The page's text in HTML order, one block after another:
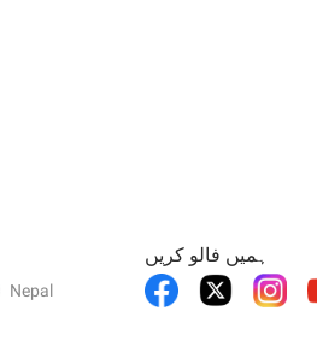
Nepal
ہمیں فالو کریں